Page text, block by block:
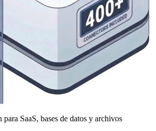
SaaS, bases de datos y archivos